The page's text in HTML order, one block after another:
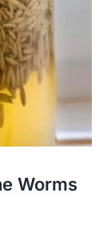
Worms